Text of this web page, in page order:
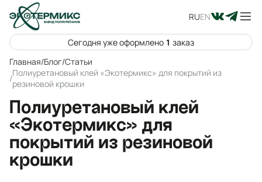
RUEN
Сегодня уже оформлено 1 заказ
Главная/Блог/Статьи
/Полиуретановый клей «Экотермикс» для покрытий из
резиновой крошки
Полиуретановый клей
«Экотермикс» для
покрытий из резиновой
крошки